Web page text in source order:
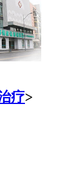
疗>